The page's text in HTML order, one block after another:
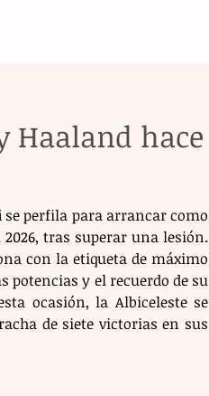
Haaland hace
se perfila para arrancar como
tras superar una lesión.
con la etiqueta de máximo
potencias y el recuerdo de su
ocasión, la Albiceleste se
de siete victorias en sus